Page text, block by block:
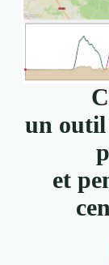
un
et